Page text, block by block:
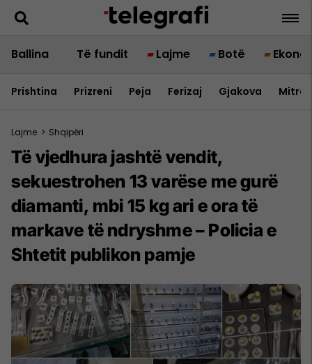
Ballina Të fundit Lajme Botë
Prishtina Prizreni Peja Ferizaj Gjakova
Lajme > Shqipëri
Të vjedhura jashtë vendit,
sekuestrohen 13 varëse me gurë
diamanti, mbi 15 kg ari e ora të
markave të ndryshme – Policia e
Shtetit publikon pamje